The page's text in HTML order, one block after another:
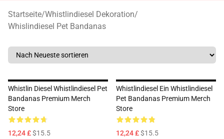
Startseite/Whistlindiesel Dekoration/
Whislindiesel Pet Bandanas
Whistlin Diesel Whistlindiesel Pet
Bandanas Premium Merch
Store
12,24 £$15.5
Whistlindiesel Ein Whistlindiesel
Pet Bandanas Premium Merch
Store
12,24 £$15.5